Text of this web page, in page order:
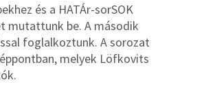
és a HATÁr-sorSOK
mutattunk be. A második
foglalkoztunk. A sorozat
melyek Löfkovits